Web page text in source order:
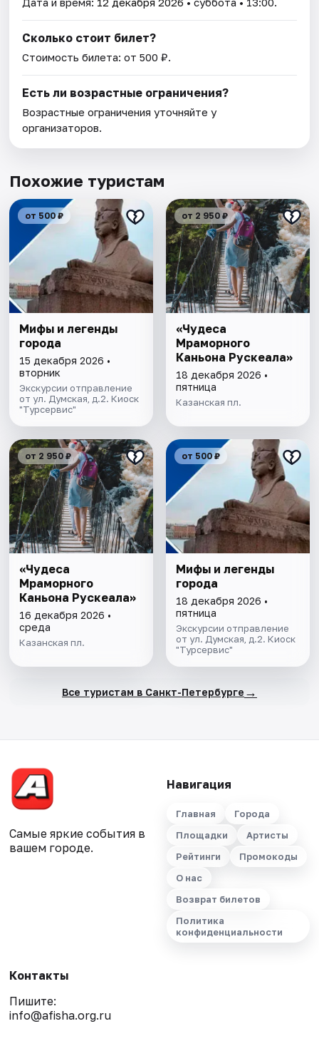
Сколько стоит билет?
Стоимость билета: от 500 ₽.
Есть ли возрастные ограничения?
Возрастные ограничения уточняйте у
организаторов.
Похожие туристам
от 500 ₽
Мифы и легенды
города
15 декабря 2026 •
вторник
Экскурсии отправление
от ул. Думская, д.2. Киоск
"Турсервис"
от 2 950 ₽
«Чудеса
Мраморного
Каньона Рускеала»
18 декабря 2026 •
пятница
Казанская пл.
от 2 950 ₽
«Чудеса
Мраморного
Каньона Рускеала»
16 декабря 2026 •
среда
Казанская пл.
от 500 ₽
Мифы и легенды
города
18 декабря 2026 •
пятница
Экскурсии отправление
от ул. Думская, д.2. Киоск
"Турсервис"
Все туристам в Санкт-Петербурге →
Самые яркие события в
вашем городе.
Навигация
Главная
Города
Площадки
Артисты
Рейтинги
Промокоды
О нас
Возврат билетов
Политика
конфиденциальности
Контакты
Пишите:
info@afisha.org.ru